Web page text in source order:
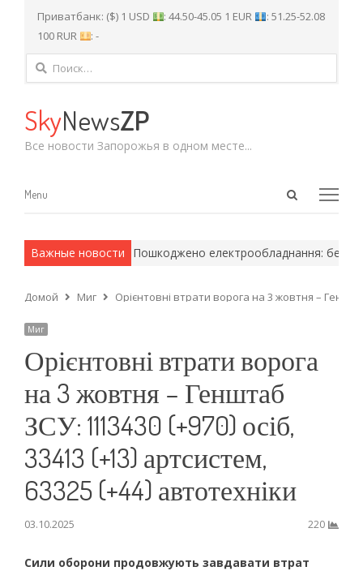
Приватбанк: ($) 1 USD : 44.50-45.05 1 EUR
: 51.25-52.08
100 RUR
: -
Найти:
SkyNewsZP
Все новости Запорожья в одном месте...
Open
Menu
Menu
Важные новости
методы. Пошкоджено електрообладнання: без
Домой Миг Орієнтовні втрати ворога на 3 жовтня –
Миг
Орієнтовні втрати ворога
на 3 жовтня – Генштаб
ЗСУ: 1113430 (+970) осіб,
33413 (+13) артсистем,
63325 (+44) автотехніки
03.10.2025 220
Сили оборони продовжують завдавати втрат